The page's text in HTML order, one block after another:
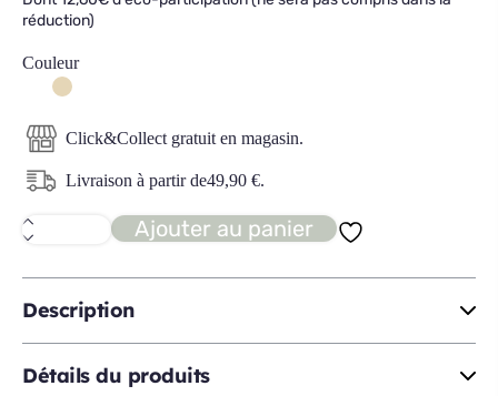
réduction)
Couleur
Click&Collect gratuit en magasin.
Livraison à partir de49,90 €.
quantité
de
armoire
2P
L220
Ajouter au panier
Description
Détails du produits